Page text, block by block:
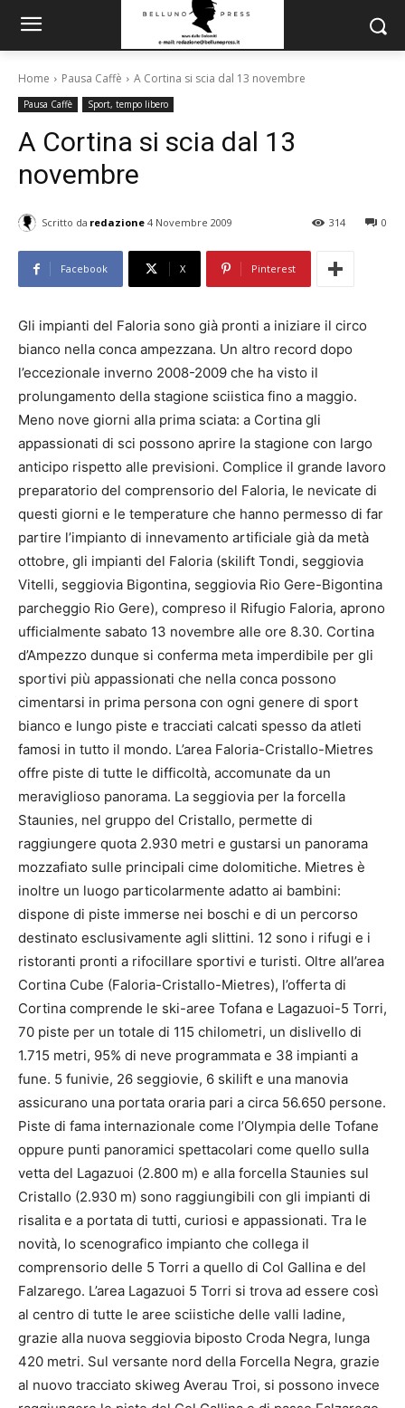
Home Pausa Caffè A Cortina si scia dal 13 novembre
Pausa Caffè Sport, tempo libero
A Cortina si scia dal 13
novembre
Scritto da redazione 4 Novembre 2009 0
314
Facebook X Pinterest
Gli impianti del Faloria sono già pronti a iniziare il circo
bianco nella conca ampezzana. Un altro record dopo
l’eccezionale inverno 2008-2009 che ha visto il
prolungamento della stagione sciistica fino a maggio.
Meno nove giorni alla prima sciata: a Cortina gli
appassionati di sci possono aprire la stagione con largo
anticipo rispetto alle previsioni. Complice il grande lavoro
preparatorio del comprensorio del Faloria, le nevicate di
questi giorni e le temperature che hanno permesso di far
partire l’impianto di innevamento artificiale già da metà
ottobre, gli impianti del Faloria (skilift Tondi, seggiovia
Vitelli, seggiovia Bigontina, seggiovia Rio Gere-Bigontina
parcheggio Rio Gere), compreso il Rifugio Faloria, aprono
ufficialmente sabato 13 novembre alle ore 8.30. Cortina
d’Ampezzo dunque si conferma meta imperdibile per gli
sportivi più appassionati che nella conca possono
cimentarsi in prima persona con ogni genere di sport
bianco e lungo piste e tracciati calcati spesso da atleti
famosi in tutto il mondo. L’area Faloria-Cristallo-Mietres
offre piste di tutte le difficoltà, accomunate da un
meraviglioso panorama. La seggiovia per la forcella
Staunies, nel gruppo del Cristallo, permette di
raggiungere quota 2.930 metri e gustarsi un panorama
mozzafiato sulle principali cime dolomitiche. Mietres è
inoltre un luogo particolarmente adatto ai bambini:
dispone di piste immerse nei boschi e di un percorso
destinato esclusivamente agli slittini. 12 sono i rifugi e i
ristoranti pronti a rifocillare sportivi e turisti. Oltre all’area
Cortina Cube (Faloria-Cristallo-Mietres), l’offerta di
Cortina comprende le ski-aree Tofana e Lagazuoi-5 Torri,
70 piste per un totale di 115 chilometri, un dislivello di
1.715 metri, 95% di neve programmata e 38 impianti a
fune. 5 funivie, 26 seggiovie, 6 skilift e una manovia
assicurano una portata oraria pari a circa 56.650 persone.
Piste di fama internazionale come l’Olympia delle Tofane
oppure punti panoramici spettacolari come quello sulla
vetta del Lagazuoi (2.800 m) e alla forcella Staunies sul
Cristallo (2.930 m) sono raggiungibili con gli impianti di
risalita e a portata di tutti, curiosi e appassionati. Tra le
novità, lo scenografico impianto che collega il
comprensorio delle 5 Torri a quello di Col Gallina e del
Falzarego. L’area Lagazuoi 5 Torri si trova ad essere così
al centro di tutte le aree sciistiche delle valli ladine,
grazie alla nuova seggiovia biposto Croda Negra, lunga
420 metri. Sul versante nord della Forcella Negra, grazie
al nuovo tracciato skiweg Averau Troi, si possono invece